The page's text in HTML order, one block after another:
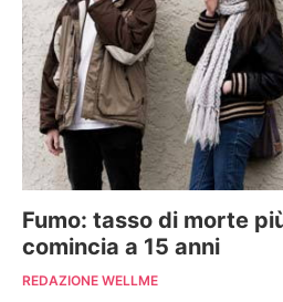
Fumo: tasso di morte
comincia a 15 anni
REDAZIONE WELLME